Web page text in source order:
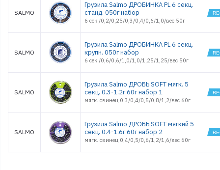
SALMO
Грузила Salmo ДРОБИНКА PL 6 секц.
станд. 050г набор
6 сек./0,2/0,25/0,3/0,4/0,6/1,0/вес 50г
SALMO
Грузила Salmo ДРОБИНКА PL 6 секц.
крупн. 050г набор
6 сек./0,6/0,6/1,0/1,0/1,25/1,25/вес 50г
SALMO
Грузила Salmo ДРОБЬ SOFT мягк. 5
секц. 0.3-1.2г 60г набор 1
мягк. свинец 0,3/0,4/0,5/0,8/1,2/вес 60г
SALMO
Грузила Salmo ДРОБЬ SOFT мягкий 5
секц. 0.4-1.6г 60г набор 2
мягк. свинец 0,4/0,5/0,6/1,2/1,6/вес 60г